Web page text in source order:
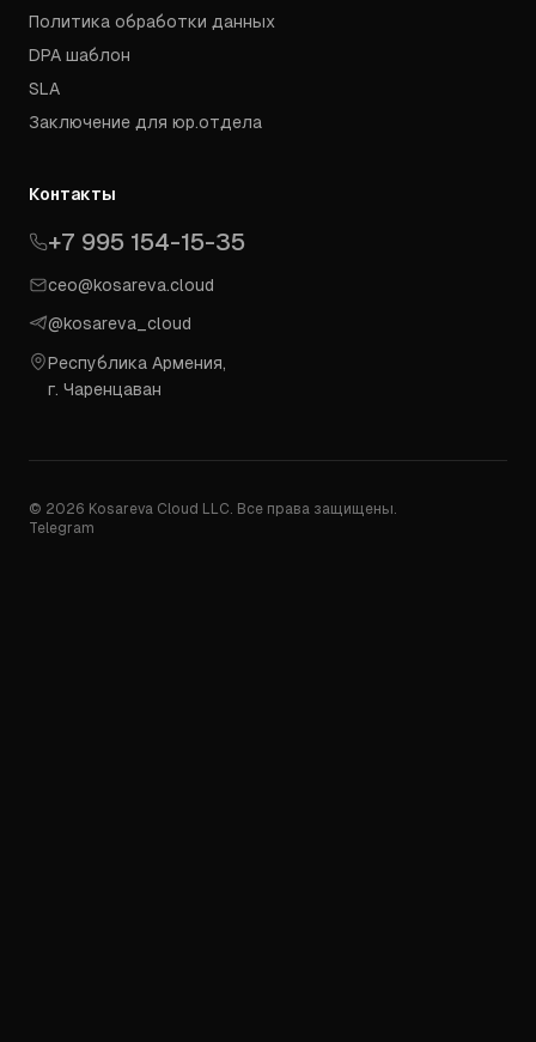
Политика обработки данных
DPA шаблон
SLA
Заключение для юр.отдела
Контакты
+7 995 154-15-35
ceo@kosareva.cloud
@kosareva_cloud
Республика Армения,
г. Чаренцаван
© 2026 Kosareva Cloud LLC. Все права защищены.
Telegram